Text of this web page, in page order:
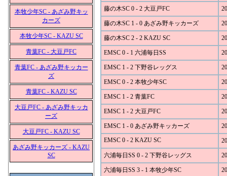
本牧少年SC - あざみ野キッ
カーズ
本牧少年SC - KAZU SC
青葉FC - 大豆戸FC
青葉FC - あざみ野キッカー
ズ
青葉FC - KAZU SC
大豆戸FC - あざみ野キッカ
ーズ
大豆戸FC - KAZU SC
あざみ野キッカーズ - KAZU
SC
藤の木SC 0 - 2 大豆戸FC
藤の木SC 1 - 0 あざみ野キッカーズ
藤の木SC 2 - 2 KAZU SC
EMSC 0 - 1 六浦毎日SS
EMSC 1 - 2 下野谷レッグス
EMSC 0 - 2 本牧少年SC
EMSC 1 - 2 青葉FC
EMSC 1 - 2 大豆戸FC
EMSC 1 - 0 あざみ野キッカーズ
EMSC 0 - 2 KAZU SC
六浦毎日SS 0 - 2 下野谷レッグス
六浦毎日SS 3 - 1 本牧少年SC